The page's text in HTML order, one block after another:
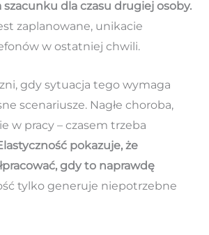
szacunku dla czasu drugiej osoby.
zaplanowane, unikacie
w ostatniej chwili.
gdy sytuacja tego wymaga
scenariusze. Nagłe choroba,
w pracy – czasem trzeba
pokazuje, że
gdy to naprawdę
tylko generuje niepotrzebne